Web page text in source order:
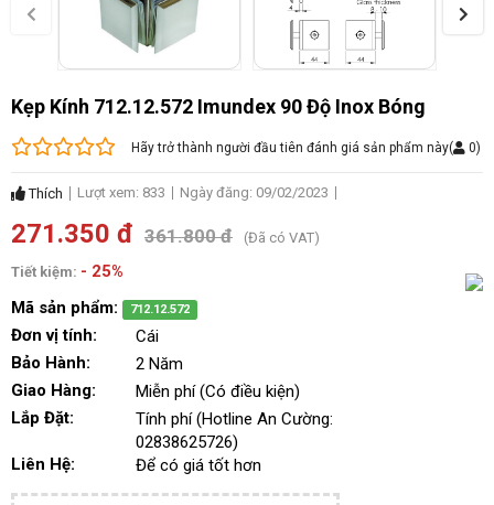
Kẹp Kính 712.12.572 Imundex 90 Độ Inox Bóng
Hãy trở thành người đầu tiên đánh giá sản phẩm này( 0)
Thích Lượt xem: 833 Ngày đăng: 09/02/2023
271.350 đ 361.800 đ (Đã có VAT)
Tiết kiệm: - 25%
Mã sản phẩm:
712.12.572
Đơn vị tính:
Cái
Bảo Hành:
2 Năm
Giao Hàng:
Miễn phí (Có điều kiện)
Lắp Đặt:
Tính phí (Hotline An Cường:
02838625726)
Liên Hệ:
Để có giá tốt hơn